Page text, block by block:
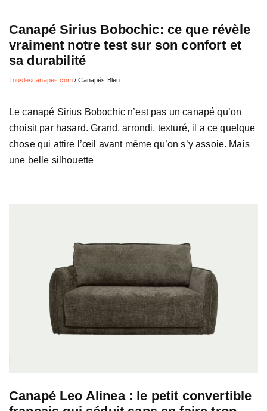
Canapé Sirius Bobochic: ce que révèle
vraiment notre test sur son confort et
sa durabilité
Touslescanapes.com/Canapés Bleu
Le canapé Sirius Bobochic n’est pas un canapé qu’on
choisit par hasard. Grand, arrondi, texturé, il a ce quelque
chose qui attire l’œil avant même qu’on s’y assoie. Mais
une belle silhouette
Canapé Leo Alinea : le petit convertible